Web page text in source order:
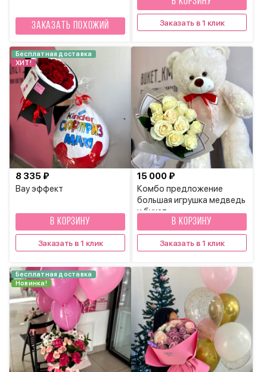
Заказать похожий Заказать в 1 клик
Бесплатная доставка
ХИТ!
Вау эффект
8 335 ₽
В КОРЗИНУ
Заказать в 1 клик
Комбо предложение
большая игрушка медведь
и букет
15 000 ₽
В КОРЗИНУ
Заказать в 1 клик
Бесплатная доставка
Новинка!